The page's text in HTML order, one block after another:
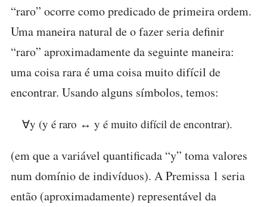
“raro” ocorre como predicado de primeira ordem.
Uma maneira natural de o fazer seria definir
“raro” aproximadamente da seguinte maneira:
uma coisa rara é uma coisa muito difícil de
encontrar. Usando alguns símbolos, temos:
∀y (y é raro ↔ y é muito difícil de encontrar).
(em que a variável quantificada “y” toma valores
num domínio de indivíduos). A Premissa 1 seria
então (aproximadamente) representável da